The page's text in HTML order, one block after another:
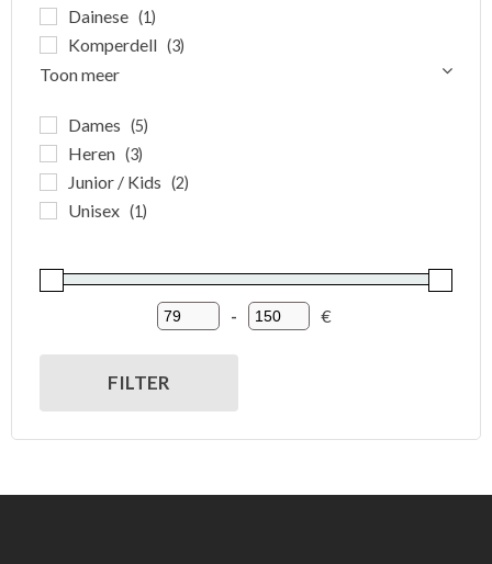
Dainese (1)
Komperdell (3)
Toon meer
Dames (5)
Heren (3)
Junior / Kids (2)
Unisex (1)
Minimum Price
-
Maximum Price
€
FILTER